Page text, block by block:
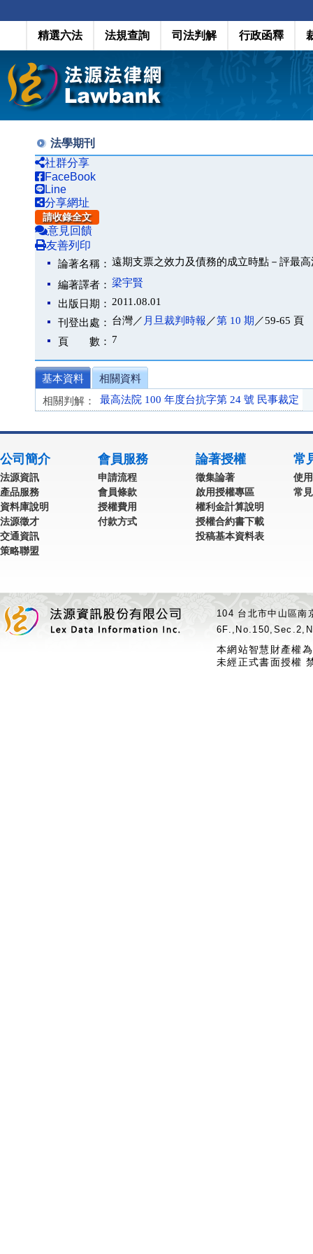
精選六法 法規查詢 司法判解 行政函釋
法學期刊
社群分享
FaceBook
Line
分享網址
請收錄全文
意見回饋
友善列印
論著名稱： 遠期支票之效力及債務的成立時點－評最
編著譯者： 梁宇賢
出版日期： 2011.08.01
刊登出處： 台灣／ 月旦裁判時報 ／第 10 期 ／59-65 頁
頁 數： 7
基本資料
相關資料
相關判解：
最高法院 100 年度台抗字第 24 號 民事裁定
公司簡介
法源資訊
產品服務
資料庫說明
法源徵才
交通資訊
策略聯盟
會員服務
申請流程
會員條款
授權費用
付款方式
論著授權
徵集論著
啟用授權專區
權利金計算說明
授權合約書下載
投稿基本資料表
常
使
常
104 台北市中山區
本網站智慧財產權
未經正式書面授權